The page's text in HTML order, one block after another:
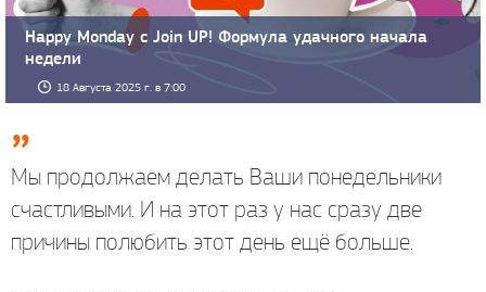
Happy Monday с Join UP! Формула удачного начала
недели
18 Августа 2025 г. в 7:00
Мы продолжаем делать Ваши понедельники
счастливыми. И на этот раз у нас сразу две
причины полюбить этот день ещё больше.